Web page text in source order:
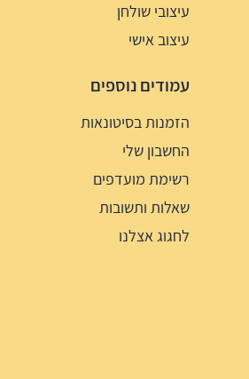
עיצובי שולחן
עיצוב אישי
עמודים נוספים
הזמנות בסיטונאות
החשבון שלי
רשימת מועדפים
שאלות ותשובות
לחגוג אצלנו